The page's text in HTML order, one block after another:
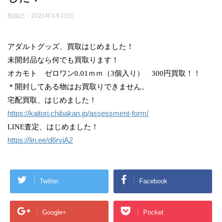
投稿日： 2021年3月13日
アダルトグッズ、買取はじめました！
未開封品なら何でも買取ります！
オカモト ゼロワン0.01ｍｍ（3個入り） 300円買取！！
＊開封してある物はお買取りできません。
宅配買取、はじめました！
https://kaitori.chibakan.jp/assessment-form/
LINE査定、はじめました！
https://lin.ee/d6rviA2
Twitter Facebook
Google+ Pocket